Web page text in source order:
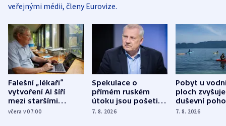
veřejnými médii, členy Eurovize.
Falešní „lékaři“
vytvoření AI šíří
mezi staršími
Poláky nebezpečné
včera v 07:00
Spekulace o
přímém ruském
útoku jsou pošetilé,
míní estonský
7. 8. 2026
Pobyt u
ploch zvyšuje
duševní
ukázala
7. 8. 2026